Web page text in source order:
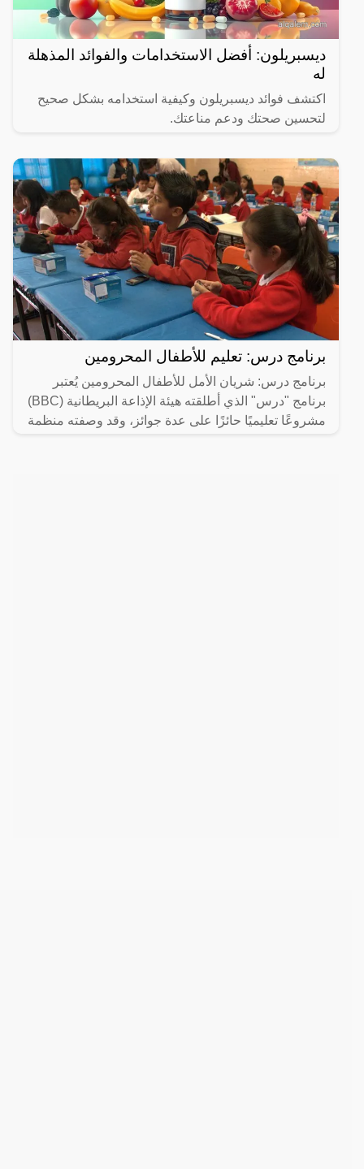
ديسبريلون: أفضل الاستخدامات والفوائد المذهلة
له
اكتشف فوائد ديسبريلون وكيفية استخدامه بشكل صحيح
لتحسين صحتك ودعم مناعتك.
برنامج درس: تعليم للأطفال المحرومين
برنامج درس: شريان الأمل للأطفال المحرومين يُعتبر
برنامج "درس" الذي أطلقته هيئة الإذاعة البريطانية (BBC)
مشروعًا تعليميًا حائزًا على عدة جوائز، وقد وصفته منظمة